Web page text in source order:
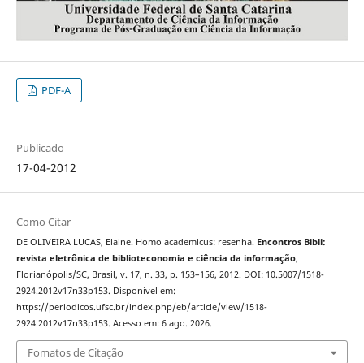
PDF-A
Publicado
17-04-2012
Como Citar
DE OLIVEIRA LUCAS, Elaine. Homo academicus: resenha. Encontros Bibli:
revista eletrônica de biblioteconomia e ciência da informação,
Florianópolis/SC, Brasil, v. 17, n. 33, p. 153–156, 2012. DOI: 10.5007/1518-
2924.2012v17n33p153. Disponível em:
https://periodicos.ufsc.br/index.php/eb/article/view/1518-
2924.2012v17n33p153. Acesso em: 6 ago. 2026.
Fomatos de Citação